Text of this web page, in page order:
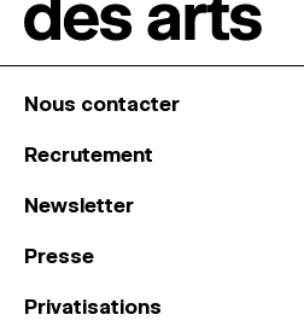
Nous contacter
Recrutement
Newsletter
Presse
Privatisations